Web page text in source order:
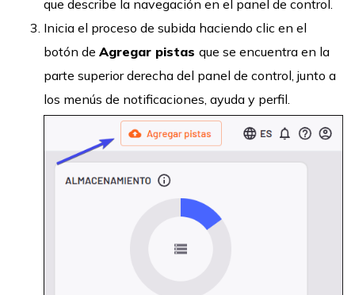
que describe la navegación en el panel de control.
Inicia el proceso de subida haciendo clic en el
botón de Agregar pistas que se encuentra en la
parte superior derecha del panel de control, junto a
los menús de notificaciones, ayuda y perfil.